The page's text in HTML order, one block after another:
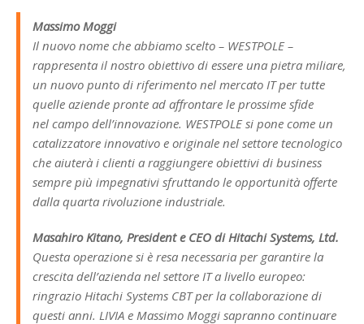
Massimo Moggi
Il nuovo nome che abbiamo scelto – WESTPOLE –
rappresenta il nostro obiettivo di essere una pietra miliare,
un nuovo punto di riferimento nel mercato IT per tutte
quelle aziende pronte ad affrontare le prossime sfide
nel campo dell’innovazione. WESTPOLE si pone come un
catalizzatore innovativo e originale nel settore tecnologico
che aiuterà i clienti a raggiungere obiettivi di business
sempre più impegnativi sfruttando le opportunità offerte
dalla quarta rivoluzione industriale.
Masahiro Kitano, President e CEO di Hitachi Systems, Ltd.
Questa operazione si è resa necessaria per garantire la
crescita dell’azienda nel settore IT a livello europeo:
ringrazio Hitachi Systems CBT per la collaborazione di
questi anni. LIVIA e Massimo Moggi sapranno continuare